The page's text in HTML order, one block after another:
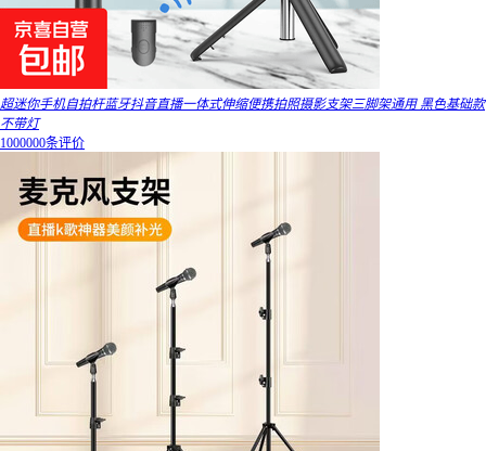
超迷你手机自拍杆蓝牙抖音直播一体式伸缩便携拍照摄影支架三脚架通用 黑色基础款
不带灯
1000000条评价